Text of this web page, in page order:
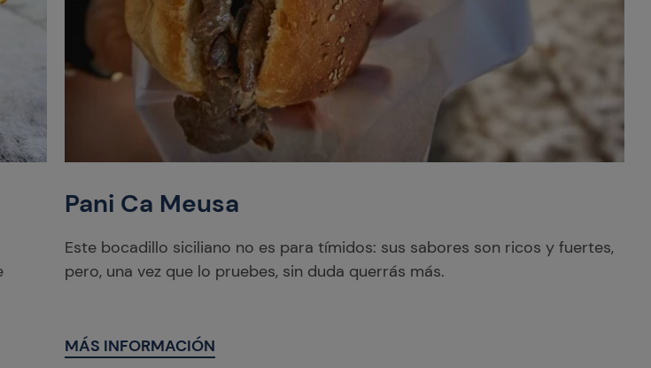
Pani Ca Meusa
Este bocadillo siciliano no es para tímidos: sus sabores son ricos y fuertes,
pero, una vez que lo pruebes, sin duda querrás más.
MÁS INFORMACIÓN